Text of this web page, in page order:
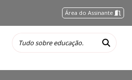
Área do Assinante